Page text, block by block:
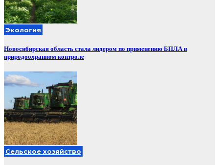
Экология
Новосибирская область стала лидером по применению БПЛА в
природоохранном контроле
Сельское хозяйство